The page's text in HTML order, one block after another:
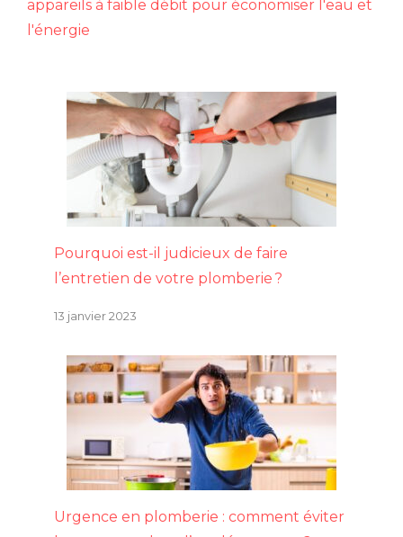
appareils à faible débit pour économiser l'eau et
l'énergie
Pourquoi est-il judicieux de faire
l’entretien de votre plomberie ?
13 janvier 2023
Urgence en plomberie : comment éviter